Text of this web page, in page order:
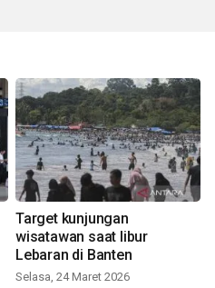
Target kunjungan
wisatawan saat libur
Lebaran di Banten
Selasa, 24 Maret 2026